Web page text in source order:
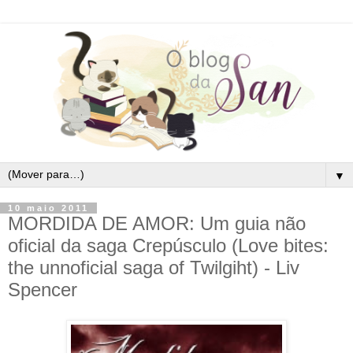
▼
10 maio 2011
MORDIDA DE AMOR: Um guia não
oficial da saga Crepúsculo (Love bites:
the unnoficial saga of Twilgiht) - Liv
Spencer